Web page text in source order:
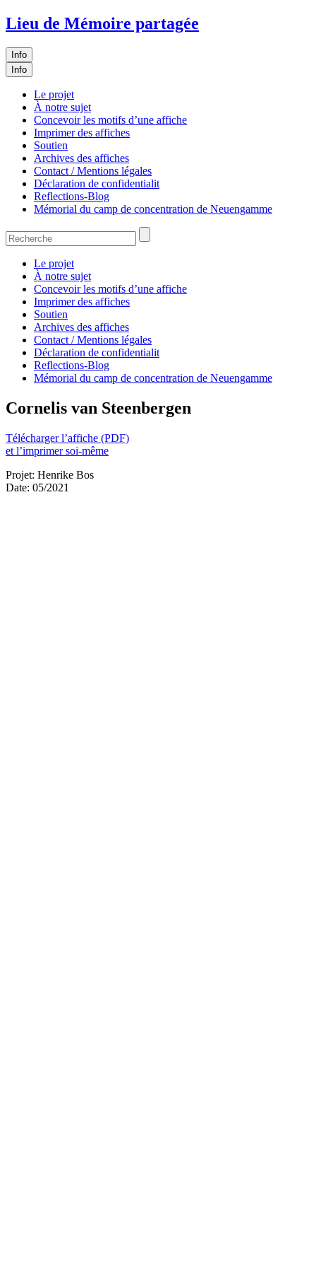
Lieu de Mémoire partagée
Info
Info
Le projet
À notre sujet
Concevoir les motifs d’une affiche
Imprimer des affiches
Soutien
Archives des affiches
Contact / Mentions légales
Déclaration de confidentialit
Reflections-Blog
Mémorial du camp de concentration de Neuengamme
Le projet
À notre sujet
Concevoir les motifs d’une affiche
Imprimer des affiches
Soutien
Archives des affiches
Contact / Mentions légales
Déclaration de confidentialit
Reflections-Blog
Mémorial du camp de concentration de Neuengamme
Cornelis van Steenbergen
Télécharger l’affiche (PDF)
et l’imprimer soi-même
Projet: Henrike Bos
Date: 05/2021